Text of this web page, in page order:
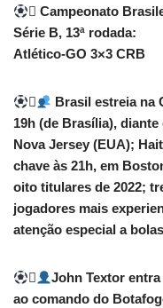
 Campeonato
Série B, 13ª rodada:
Atlético-GO 3×3 CRB

Brasil estreia na
19h (de Brasília),
Nova Jersey (EUA);
chave às 21h, em
oito titulares de 2022;
jogadores mais
atenção especial a

John Textor
ao comando do